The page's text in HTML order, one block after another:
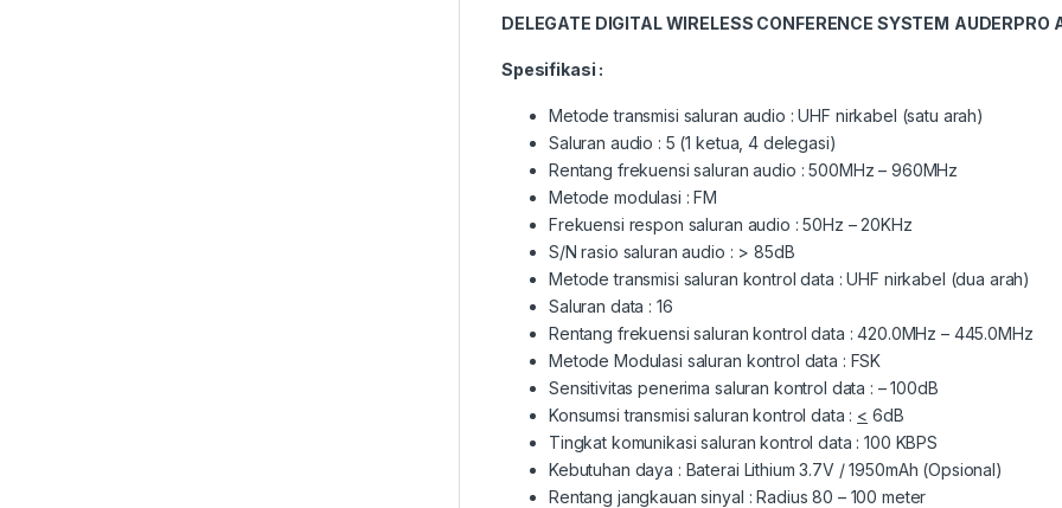
DELEGATE DIGITAL WIRELESS CONFERENCE SYSTEM
Spesifikasi :
Metode transmisi saluran audio : UHF nirkabel (satu arah)
Saluran audio : 5 (1 ketua, 4 delegasi)
Rentang frekuensi saluran audio : 500MHz – 960MHz
Metode modulasi : FM
Frekuensi respon saluran audio : 50Hz – 20KHz
S/N rasio saluran audio : > 85dB
Metode transmisi saluran kontrol data : UHF nirkabel (dua arah)
Saluran data : 16
Rentang frekuensi saluran kontrol data : 420.0MHz – 445.0MHz
Metode Modulasi saluran kontrol data : FSK
Sensitivitas penerima saluran kontrol data : – 100dB
Konsumsi transmisi saluran kontrol data : < 6dB
Tingkat komunikasi saluran kontrol data : 100 KBPS
Kebutuhan daya : Baterai Lithium 3.7V / 1950mAh (Opsional)
Rentang jangkauan sinyal : Radius 80 – 100 meter